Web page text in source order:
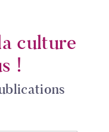
culture
!